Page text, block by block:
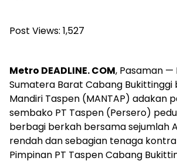
Post Views: 1,527
Metro DEADLINE. COM, Pasaman —
Sumatera Barat Cabang Bukittinggi
Mandiri Taspen (MANTAP) adakan
sembako PT Taspen (Persero)
berbagi berkah bersama sejumlah
rendah dan sebagian tenaga
Pimpinan PT Taspen Cabang